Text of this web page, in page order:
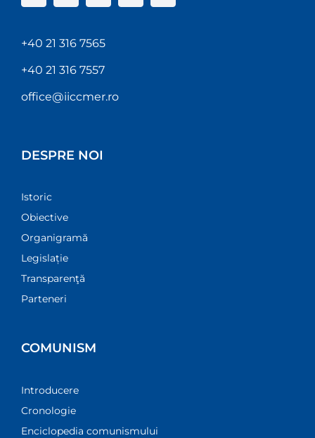
+40 21 316 7565
+40 21 316 7557
office@iiccmer.ro
DESPRE NOI
Istoric
Obiective
Organigramă
Legislație
Transparenţă
Parteneri
COMUNISM
Introducere
Cronologie
Enciclopedia comunismului